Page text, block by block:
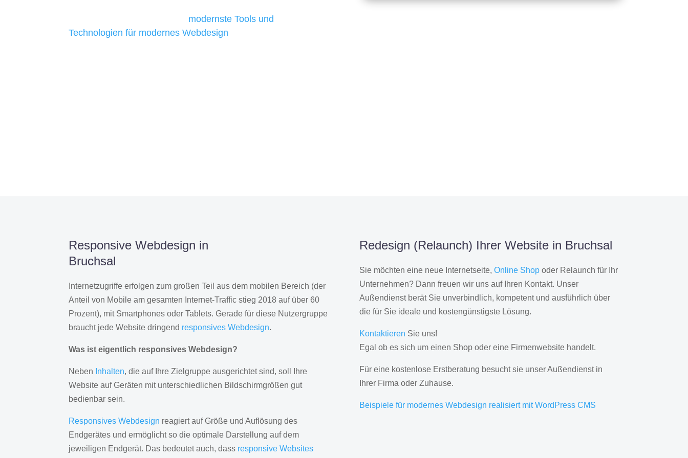
modernste Tools und
Technologien für modernes Webdesign
Responsive Webdesign in
Bruchsal
Internetzugriffe erfolgen zum großen Teil aus dem mobilen Bereich (der
Anteil von Mobile am gesamten Internet-Traffic stieg 2018 auf über 60
Prozent), mit Smartphones oder Tablets. Gerade für diese Nutzergruppe
braucht jede Website dringend responsives Webdesign.
Was ist eigentlich responsives Webdesign?
Neben Inhalten, die auf Ihre Zielgruppe ausgerichtet sind, soll Ihre
Website auf Geräten mit unterschiedlichen Bildschirmgrößen gut
bedienbar sein.
Responsives Webdesign reagiert auf Größe und Auflösung des
Endgerätes und ermöglicht so die optimale Darstellung auf dem
jeweiligen Endgerät. Das bedeutet auch, dass responsive Websites
Redesign (Relaunch) Ihrer Website in Bruchsal
Sie möchten eine neue Internetseite, Online Shopoder Relaunch für Ihr
Unternehmen? Dann freuen wir uns auf Ihren Kontakt. Unser
Außendienst berät Sie unverbindlich, kompetent und ausführlich über
die für Sie ideale und kostengünstigste Lösung.
Kontaktieren Sie uns!
Egal ob es sich um einen Shop oder eine Firmenwebsite handelt.
Für eine kostenlose Erstberatung besucht sie unser Außendienst in
Ihrer Firma oder Zuhause.
Beispiele für modernes Webdesign realisiert mit WordPress CMS